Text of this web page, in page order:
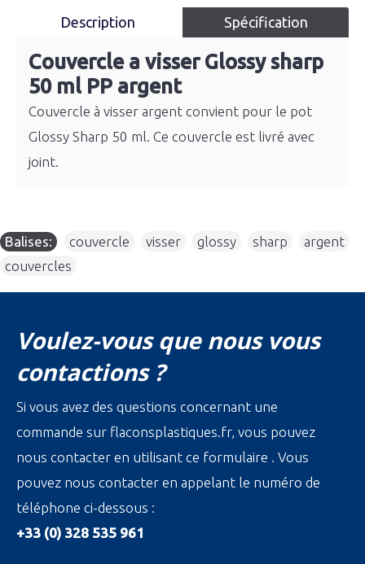
Description Spécification
Couvercle a visser Glossy sharp
50 ml PP argent
Couvercle à visser argent convient pour le pot
Glossy Sharp 50 ml. Ce couvercle est livré avec
joint.
Balises: couvercle visser glossy sharp argent
couvercles
Voulez-vous que nous vous
contactions ?
Si vous avez des questions concernant une
commande sur flaconsplastiques.fr, vous pouvez
nous contacter en utilisant ce formulaire . Vous
pouvez nous contacter en appelant le numéro de
téléphone ci-dessous :
+33 (0) 328 535 961